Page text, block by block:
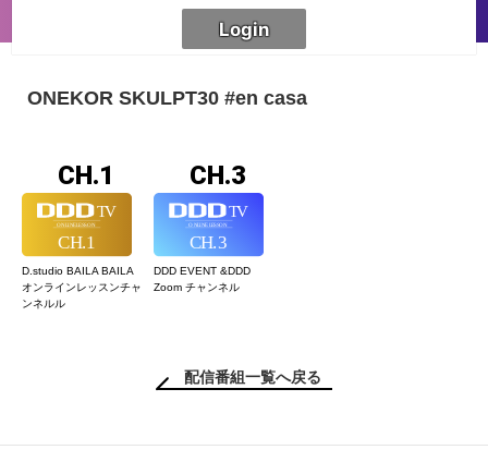
ONEKOR SKULPT30 #en casa
CH.1
D.studio BAILA BAILA
オンラインレッスンチャ
ンネルル
CH.3
DDD EVENT &DDD
Zoom チャンネル
配信番組一覧へ戻る